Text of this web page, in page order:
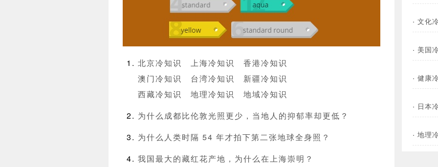
北京冷知识 上海冷知识
香港冷知识
澳门冷知识
台湾冷知识
新疆冷知识
西藏冷知识
地理冷知识
地域冷知识
为什么成都比伦敦光照更少，当地人的抑郁率却更低？
为什么人类时隔 54 年才拍下第二张地球全身照？
我国最大的藏红花产地，为什么在上海崇明？
· 文化
· 美国
· 健康
· 日本
· 地理